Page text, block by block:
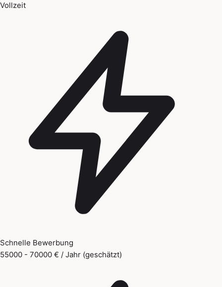
Vollzeit
Schnelle Bewerbung
55000 - 70000 € / Jahr (geschätzt)